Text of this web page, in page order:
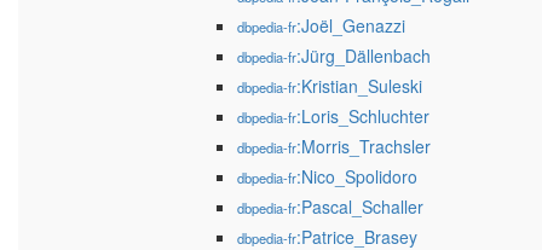
dbpedia-fr:Joël_Genazzi
dbpedia-fr:Jürg_Dällenbach
dbpedia-fr:Kristian_Suleski
dbpedia-fr:Loris_Schluchter
dbpedia-fr:Morris_Trachsler
dbpedia-fr:Nico_Spolidoro
dbpedia-fr:Pascal_Schaller
dbpedia-fr:Patrice_Brasey